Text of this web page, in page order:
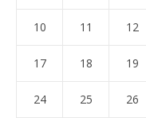
10 11 12
17 18 19
24 25 26